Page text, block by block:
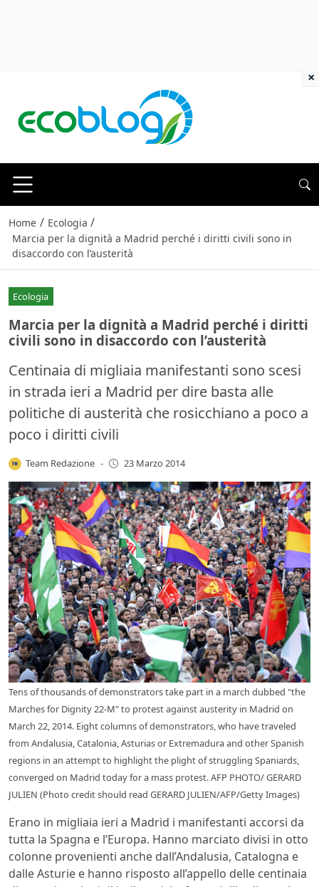
Home / Ecologia /
Marcia per la dignità a Madrid perché i diritti civili sono in
disaccordo con l’austerità
Ecologia
Marcia per la dignità a Madrid perché i diritti
civili sono in disaccordo con l’austerità
Centinaia di migliaia manifestanti sono scesi
in strada ieri a Madrid per dire basta alle
politiche di austerità che rosicchiano a poco a
poco i diritti civili
Team Redazione - 23 Marzo 2014
Tens of thousands of demonstrators take part in a march dubbed "the
Marches for Dignity 22-M" to protest against austerity in Madrid on
March 22, 2014. Eight columns of demonstrators, who have traveled
from Andalusia, Catalonia, Asturias or Extremadura and other Spanish
regions in an attempt to highlight the plight of struggling Spaniards,
converged on Madrid today for a mass protest. AFP PHOTO/ GERARD
JULIEN (Photo credit should read GERARD JULIEN/AFP/Getty Images)
Erano in migliaia ieri a Madrid i manifestanti accorsi da
tutta la Spagna e l’Europa. Hanno marciato divisi in otto
colonne provenienti anche dall’Andalusia, Catalogna e
dalle Asturie e hanno risposto all’appello delle centinaia
×